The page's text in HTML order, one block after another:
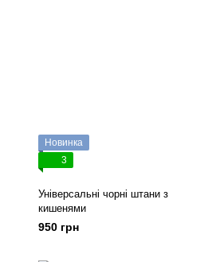
Новинка
3
Універсальні чорні штани з
кишенями
950 грн